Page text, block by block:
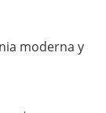
moderna y